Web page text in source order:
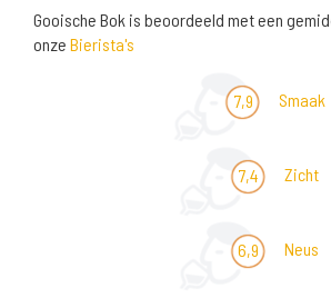
Gooische Bok is beoordeeld met een
onze Bierista's
7,9 Smaak
7,4 Zicht
6,9 Neus